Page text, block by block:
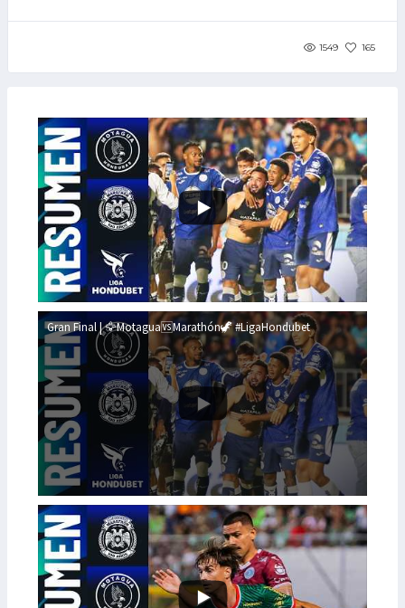
1549 165
Gran Final | 🦅Motagua🆚Marathón🦖 #LigaHondubet